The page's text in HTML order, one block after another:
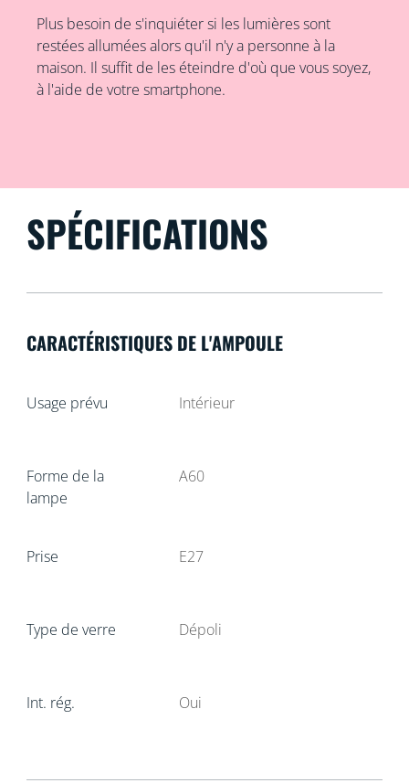
Plus besoin de s'inquiéter si les lumières sont
restées allumées alors qu'il n'y a personne à la
maison. Il suffit de les éteindre d'où que vous soyez,
à l'aide de votre smartphone.
SPÉCIFICATIONS
CARACTÉRISTIQUES DE L'AMPOULE
Usage prévu Intérieur
Forme de la
lampe
A60
Prise E27
Type de verre Dépoli
Int. rég. Oui